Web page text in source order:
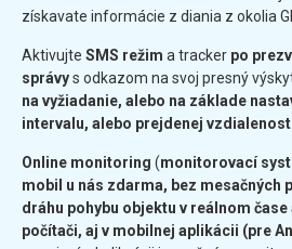
získavate informácie z diania z okolia
Aktivujte SMS režim a tracker po
správys odkazom na svoj presný
na vyžiadanie, alebo na základe
intervalu, alebo prejdenej
Online monitoring (monitorovací
mobil u nás zdarma, bez mesačných
dráhu pohybu objektu v reálnom
počítači, aj v mobilnej aplikácii (pre